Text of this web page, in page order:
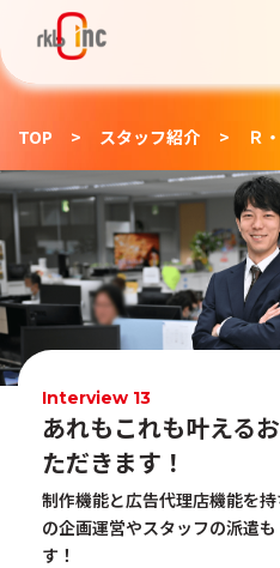
TOP > スタッフ紹介 > Ｒ
Interview 13
あれもこれも叶える
ただきます！
制作機能と広告代理店機能を
の企画運営やスタッフの派遣
す！